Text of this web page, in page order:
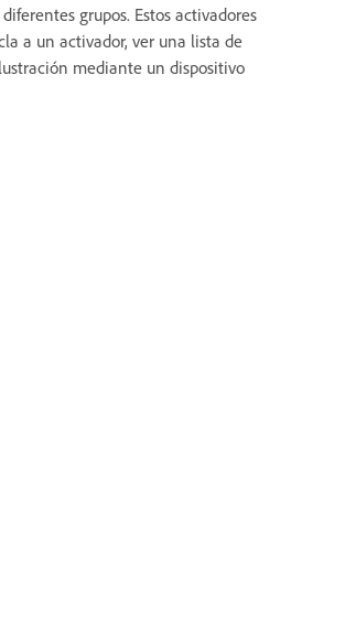
grupos. Estos activadores
a un activador, ver una lista de
mediante un dispositivo